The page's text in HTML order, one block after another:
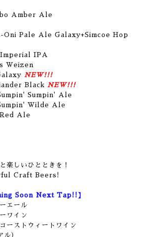
Amber Ale
Pale Ale Galaxy+Simcoe Hop
IPA
Weizen
NEW!!!
Black NEW!!!
Sumpin' Ale
Wilde Ale
Ale
楽しいひとときを！
Craft Beers!
Soon Next Tap!!】
エール
ワイン
ーストウィートワイン
）